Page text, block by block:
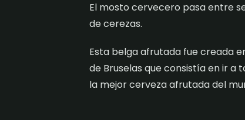
El mosto cervecero pasa entre
de cerezas.
Esta belga afrutada fue creada
de Bruselas que consistía en ir a
la mejor cerveza afrutada del